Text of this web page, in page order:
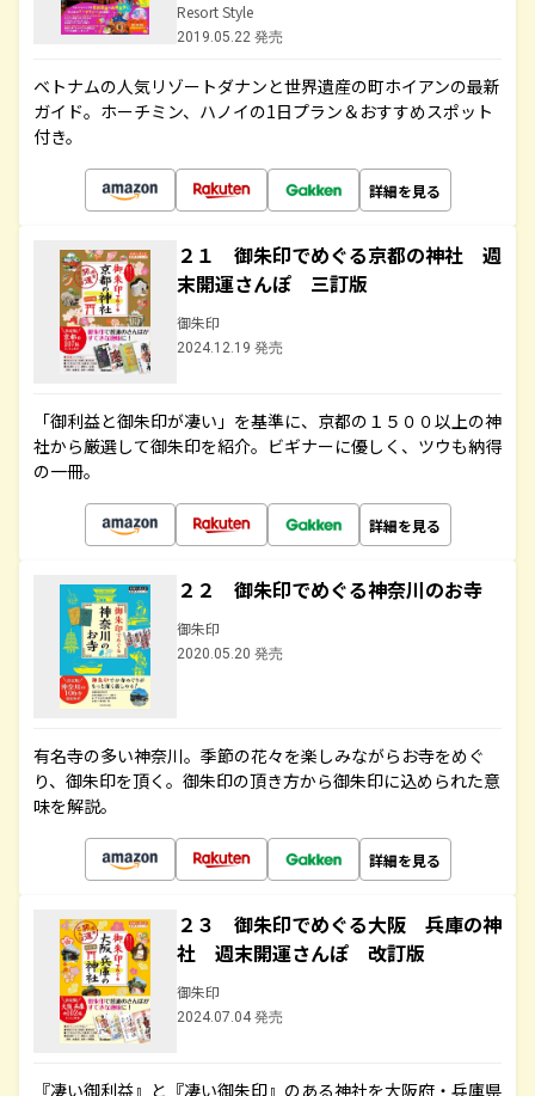
Resort Style
2019.05.22 発売
ベトナムの人気リゾートダナンと世界遺産の町ホイアンの最新
ガイド。ホーチミン、ハノイの1日プラン＆おすすめスポット
付き。
詳細を見る
２１ 御朱印でめぐる京都の神社 週
末開運さんぽ 三訂版
御朱印
2024.12.19 発売
「御利益と御朱印が凄い」を基準に、京都の１５００以上の神
社から厳選して御朱印を紹介。ビギナーに優しく、ツウも納得
の一冊。
詳細を見る
２２ 御朱印でめぐる神奈川のお寺
御朱印
2020.05.20 発売
有名寺の多い神奈川。季節の花々を楽しみながらお寺をめぐ
り、御朱印を頂く。御朱印の頂き方から御朱印に込められた意
味を解説。
詳細を見る
２３ 御朱印でめぐる大阪 兵庫の神
社 週末開運さんぽ 改訂版
御朱印
2024.07.04 発売
『凄い御利益』と『凄い御朱印』のある神社を大阪府・兵庫県